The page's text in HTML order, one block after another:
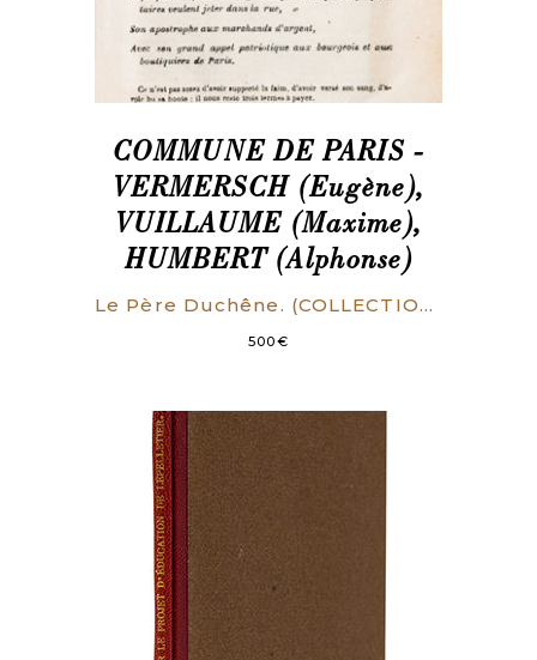
COMMUNE DE PARIS -
VERMERSCH (Eugène),
VUILLAUME (Maxime),
HUMBERT (Alphonse)
Le Père Duchêne. (COLLECTION COMPLETE. BEL EXEMPLAIRE).
500€